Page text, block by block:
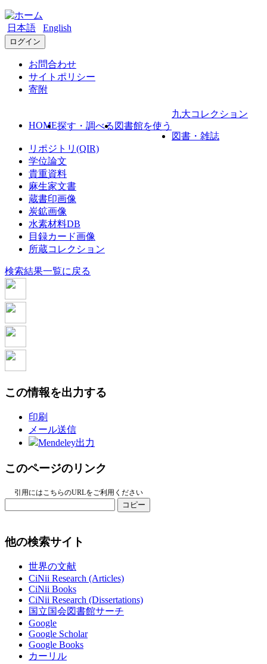
日本語 English
ログイン
お問合わせ
サイトポリシー
寄附
HOME探す・調べる 図書館を使う
九大コレクション
図書・雑誌
リポジトリ(QIR)
学位論文
貴重資料
麻生家文書
蔵書印画像
炭鉱画像
水素材料DB
目録カード画像
所蔵コレクション
検索結果一覧に戻る
この情報を出力する
印刷
メール送信
Mendeley出力
このページのリンク
引用にはこちらのURLをご利用ください
コピー
他の検索サイト
世界の文献
CiNii Research (Articles)
CiNii Books
CiNii Research (Dissertations)
国立国会図書館サーチ
Google
Google Scholar
Google Books
カーリル